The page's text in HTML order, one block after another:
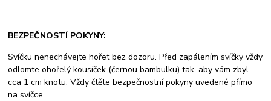
BEZPEČNOSTÍ POKYNY:
Svíčku nenechávejte hořet bez dozoru. Před zapálením svíčky vždy
odlomte ohořelý kousíček (černou bambulku) tak, aby vám zbyl
cca 1 cm knotu. Vždy čtěte bezpečnostní pokyny uvedené přímo
na svíčce.